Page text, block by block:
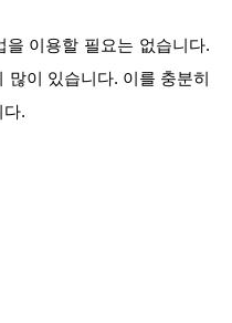
이용할 필요는 없습니다.
많이 있습니다. 이를 충분히
다.